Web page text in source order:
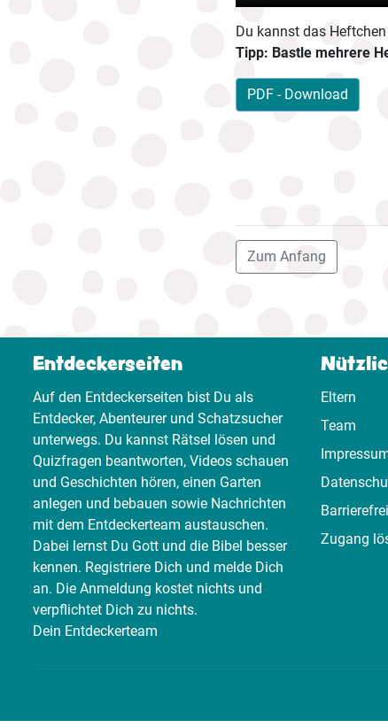
Du kannst das
Tipp: Bastle mehrere
PDF - Download
Zum Anfang
Entdeckerseiten
Auf den Entdeckerseiten bist Du als
Entdecker, Abenteurer und Schatzsucher
unterwegs. Du kannst Rätsel lösen und
Quizfragen beantworten, Videos schauen
und Geschichten hören, einen Garten
anlegen und bebauen sowie Nachrichten
mit dem Entdeckerteam austauschen.
Dabei lernst Du Gott und die Bibel besser
kennen. Registriere Dich und melde Dich
an. Die Anmeldung kostet nichts und
verpflichtet Dich zu nichts.
Dein Entdeckerteam
Eltern
Team
Zugang